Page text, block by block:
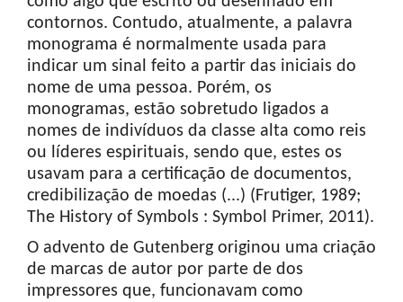
contornos. Contudo, atualmente, a palavra
monograma é normalmente usada para
indicar um sinal feito a partir das iniciais do
nome de uma pessoa. Porém, os
monogramas, estão sobretudo ligados a
nomes de indivíduos da classe alta como reis
ou líderes espirituais, sendo que, estes os
usavam para a certificação de documentos,
credibilização de moedas (...) (Frutiger, 1989;
The History of Symbols : Symbol Primer, 2011).
O advento de Gutenberg originou uma criação
de marcas de autor por parte de dos
impressores que, funcionavam como